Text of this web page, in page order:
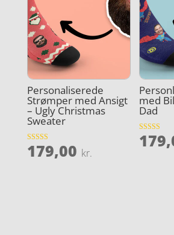
Personaliserede
Strømper med Ansigt
– Ugly Christmas
Sweater
Vurderet
4.2
179,00 kr.
med
Dad
Vurderet
4.9